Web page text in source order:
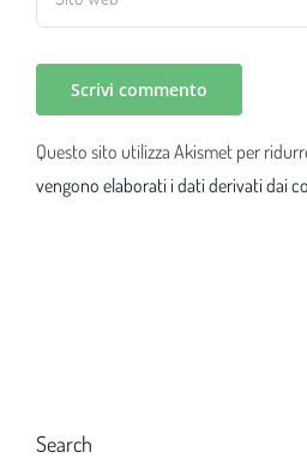
Questo sito utilizza Akismet per
vengono elaborati i dati derivati dai
Search